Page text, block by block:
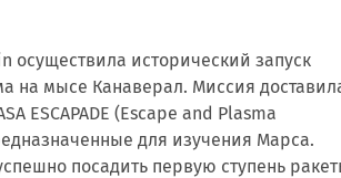
осуществила исторический запуск
на мысе Канаверал. Миссия
ESCAPADE (Escape and Plasma
для изучения Марса.
посадить первую ступень